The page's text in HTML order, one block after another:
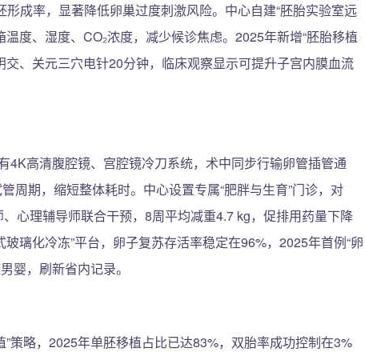
成率，显著降低卵巢过度刺激风险。中心自建“胚胎实验室远
度、湿度、CO₂浓度，减少候诊焦虑。2025年新增“胚胎移植
、关元三穴电针20分钟，临床观察显示可提升子宫内膜血流
4K高清腹腔镜、宫腔镜冷刀系统，术中同步行输卵管插管通
周期，缩短整体耗时。中心设置专属“肥胖与生育”门诊，对
心理辅导师联合干预，8周平均减重4.7 kg，促排用药量下降
璃化冷冻”平台，卵子复苏存活率稳定在96%，2025年首例“卵
婴，刷新省内记录。
策略，2025年单胚移植占比已达83%，双胎率成功控制在3%